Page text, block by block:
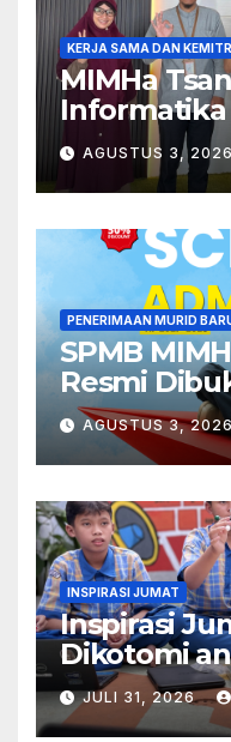
KERJA SAMA DAN
MIMHa
Informatika
Pendidikan
dengan
AGUSTUS 3, 2026
PENERIMAAN MURID
SPMB
Resmi
Pertama MI
AGUSTUS 3, 2026
INSPIRASI JUMAT
Inspirasi
Dikotomi
Bermain
JULI 31, 2026